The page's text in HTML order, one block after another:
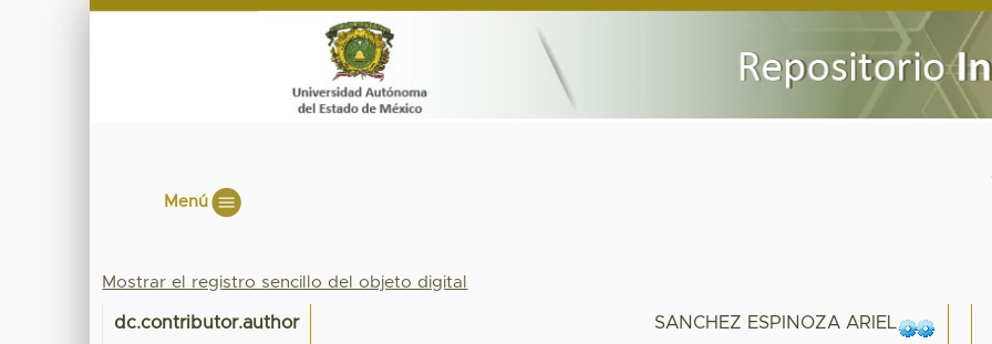
Menú
Mostrar el registro sencillo del objeto digital
dc.contributor.author SANCHEZ ESPINOZA ARIEL